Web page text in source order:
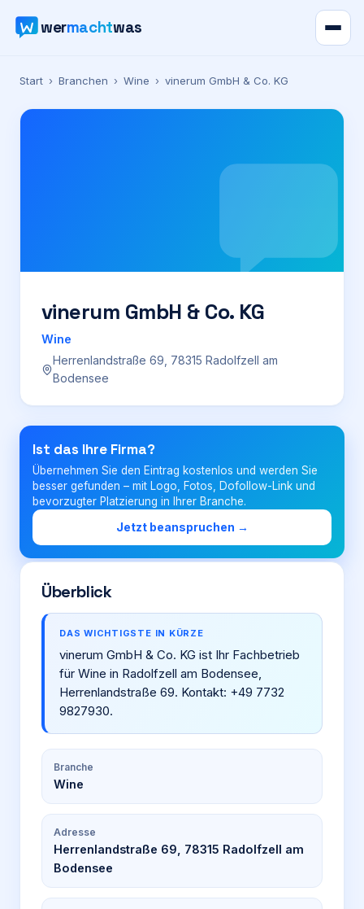
wermachtwas
Verzeichnis
Karte
Preise
Für Firmen
Login
Firma eintragen
Start › Branchen › Wine › vinerum GmbH & Co. KG
vinerum GmbH & Co. KG
Wine
Herrenlandstraße 69, 78315 Radolfzell am
Bodensee
Ist das Ihre Firma?
Übernehmen Sie den Eintrag kostenlos und werden Sie
besser gefunden – mit Logo, Fotos, Dofollow-Link und
bevorzugter Platzierung in Ihrer Branche.
Jetzt beanspruchen →
Überblick
DAS WICHTIGSTE IN KÜRZE
vinerum GmbH & Co. KG ist Ihr Fachbetrieb
für Wine in Radolfzell am Bodensee,
Herrenlandstraße 69. Kontakt: +49 7732
9827930.
Branche
Wine
Adresse
Herrenlandstraße 69, 78315 Radolfzell am
Bodensee